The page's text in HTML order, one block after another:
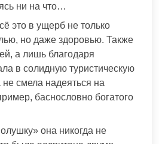
ни на что…
это в ущерб не только
но даже здоровью. Также
а лишь благодаря
в солидную туристическую
смела надеяться на
баснословно богатого
она никогда не